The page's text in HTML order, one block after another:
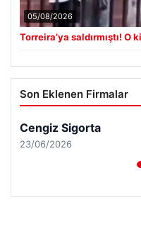
05/08/2026
Torreira’ya saldırmıştı!
Son Eklenen Firmalar
Cengiz Sigorta
23/06/2026